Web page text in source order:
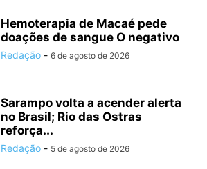
Hemoterapia de Macaé pede
doações de sangue O negativo
Redação - 6 de agosto de 2026
Sarampo volta a acender alerta
no Brasil; Rio das Ostras
reforça...
Redação - 5 de agosto de 2026